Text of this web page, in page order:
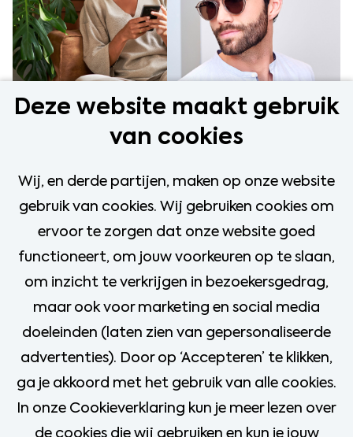
Deze website maakt gebruik
van cookies
Wij, en derde partijen, maken op onze website
gebruik van cookies. Wij gebruiken cookies om
ervoor te zorgen dat onze website goed
functioneert, om jouw voorkeuren op te slaan,
om inzicht te verkrijgen in bezoekersgedrag,
maar ook voor marketing en social media
doeleinden (laten zien van gepersonaliseerde
advertenties). Door op ‘Accepteren’ te klikken,
ga je akkoord met het gebruik van alle cookies.
In onze Cookieverklaring kun je meer lezen over
de cookies die wij gebruiken en kun je jouw
Voornaam
Achternaam
E-mailadres
Telefoonnummer (optioneel)
Verlies jouw droombaan
niet uit het oog
Stel een job alert in en blijf op de hoogte
van nieuwe & relevante vacatures
afgestemd op jouw interesse.
Stap 1/2: Invullen